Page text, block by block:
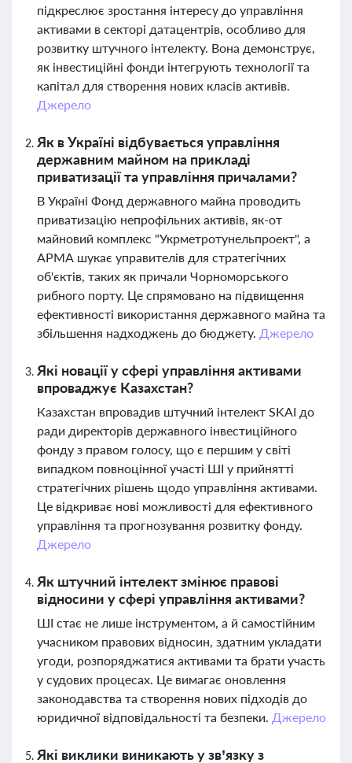
підкреслює зростання інтересу до управління
активами в секторі датацентрів, особливо для
розвитку штучного інтелекту. Вона демонструє,
як інвестиційні фонди інтегрують технології та
капітал для створення нових класів активів.
Джерело
Як в Україні відбувається управління
державним майном на прикладі
приватизації та управління причалами?
В Україні Фонд державного майна проводить
приватизацію непрофільних активів, як-от
майновий комплекс "Укрметротунельпроект", а
АРМА шукає управителів для стратегічних
об'єктів, таких як причали Чорноморського
рибного порту. Це спрямовано на підвищення
ефективності використання державного майна та
збільшення надходжень до бюджету. Джерело
Які новації у сфері управління активами
впроваджує Казахстан?
Казахстан впровадив штучний інтелект SKAI до
ради директорів державного інвестиційного
фонду з правом голосу, що є першим у світі
випадком повноцінної участі ШІ у прийнятті
стратегічних рішень щодо управління активами.
Це відкриває нові можливості для ефективного
управління та прогнозування розвитку фонду.
Джерело
Як штучний інтелект змінює правові
відносини у сфері управління активами?
ШІ стає не лише інструментом, а й самостійним
учасником правових відносин, здатним укладати
угоди, розпоряджатися активами та брати участь
у судових процесах. Це вимагає оновлення
законодавства та створення нових підходів до
юридичної відповідальності та безпеки. Джерело
Які виклики виникають у зв’язку з